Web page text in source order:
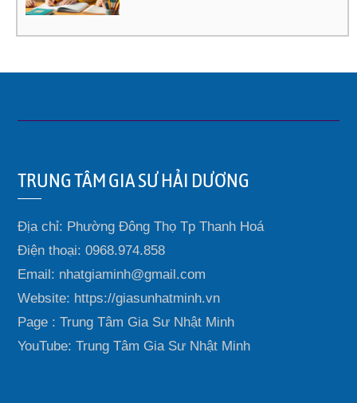
TRUNG TÂM GIA SƯ HẢI DƯƠNG
Địa chỉ: Phường Đông Thọ Tp Thanh Hoá
Điện thoại: 0968.974.858
Email: nhatgiaminh@gmail.com
Website: https://giasunhatminh.vn
Page : Trung Tâm Gia Sư Nhật Minh
YouTube: Trung Tâm Gia Sư Nhật Minh